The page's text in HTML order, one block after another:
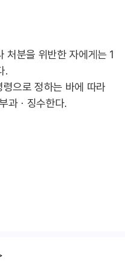
분을 위반한 자에게는 1
.
으로 정하는 바에 따라
과ㆍ징수한다.